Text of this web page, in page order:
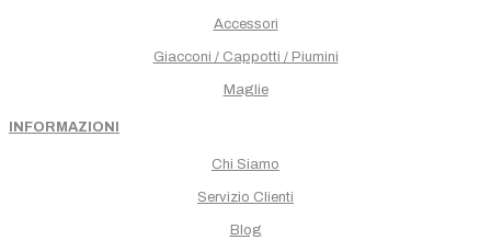
Accessori
Giacconi / Cappotti / Piumini
Maglie
INFORMAZIONI
Chi Siamo
Servizio Clienti
Blog